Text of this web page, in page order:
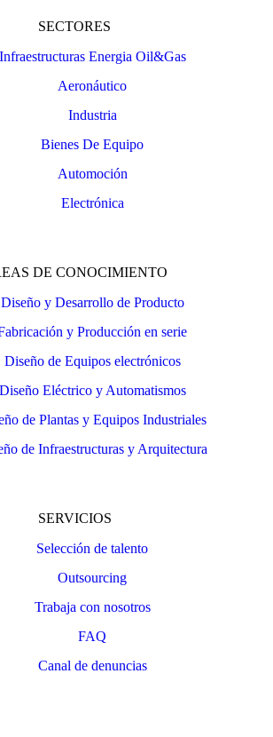
SECTORES
Infraestructuras Energia Oil&Gas
Aeronáutico
Industria
Bienes De Equipo
Automoción
Electrónica
DE CONOCIMIENTO
Diseño y Desarrollo de Producto
y Producción en serie
Diseño de Equipos electrónicos
Diseño Eléctrico y Automatismos
de Plantas y Equipos Industriales
de Infraestructuras y Arquitectura
SERVICIOS
Selección de talento
Outsourcing
Trabaja con nosotros
FAQ
Canal de denuncias